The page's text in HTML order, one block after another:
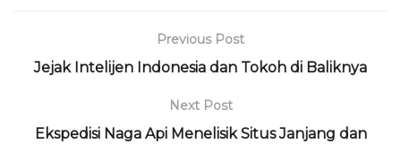
Previous Post
Jejak Intelijen Indonesia dan Tokoh di Baliknya
Next Post
Ekspedisi Naga Api Menelisik Situs Janjang dan